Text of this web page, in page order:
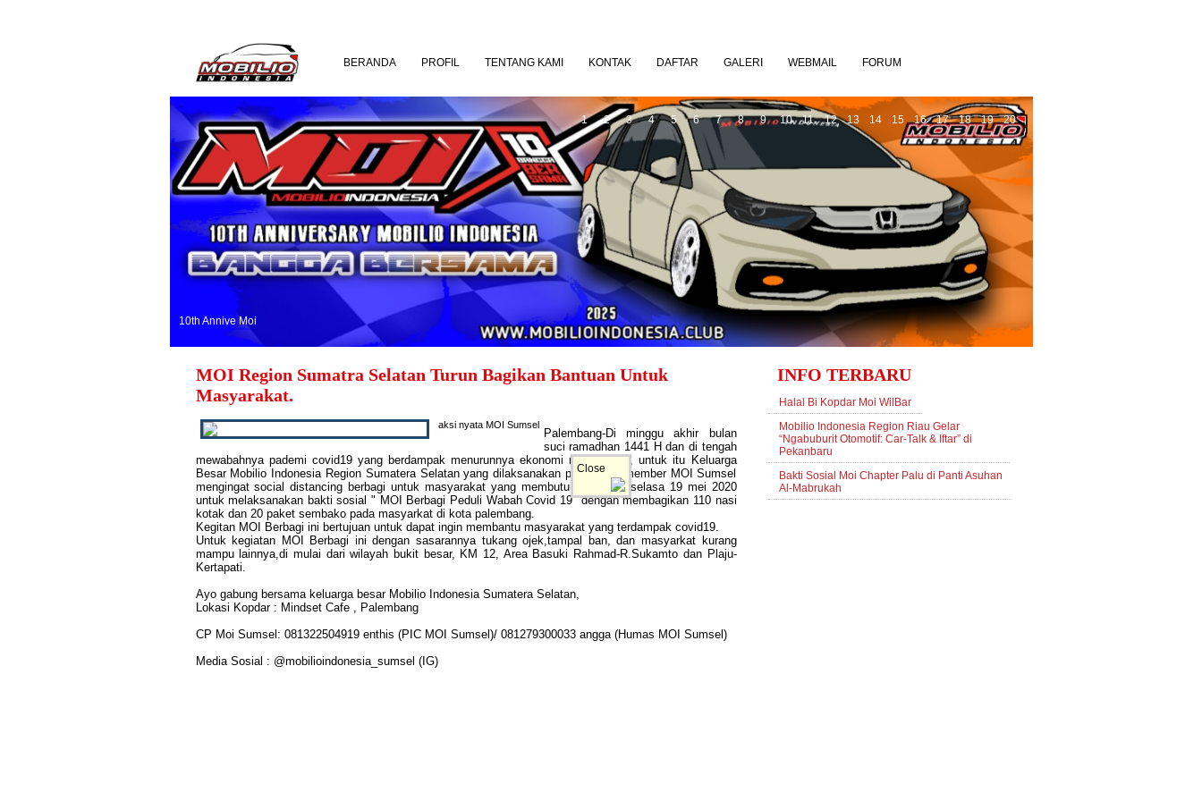
BERANDA PROFIL TENTANG KAMI KONTAK DAFTAR GALERI WEBMAIL FORUM
10th Annive Moi
1 2 3 4 5 6 7 8 9 10 11 12 13 14 15 16 17 18 19 20
MOI Region Sumatra Selatan Turun Bagikan Bantuan Untuk
Masyarakat.
aksi nyata MOI Sumsel
Palembang-Di minggu akhir bulan
suci ramadhan 1441 H dan di tengah
mewabahnya pademi covid19 yang berdampak menurunnya ekonomi masyarakat, untuk itu Keluarga
Besar Mobilio Indonesia Region Sumatera Selatan yang dilaksanakan perwakilan member MOI Sumsel
mengingat social distancing berbagi untuk masyarakat yang membutuhkan pada selasa 19 mei 2020
untuk melaksanakan bakti sosial " MOI Berbagi Peduli Wabah Covid 19" dengan membagikan 110 nasi
kotak dan 20 paket sembako pada masyarkat di kota palembang.
Kegitan MOI Berbagi ini bertujuan untuk dapat ingin membantu masyarakat yang terdampak covid19.
Untuk kegiatan MOI Berbagi ini dengan sasarannya tukang ojek,tampal ban, dan masyarkat kurang
mampu lainnya,di mulai dari wilayah bukit besar, KM 12, Area Basuki Rahmad-R.Sukamto dan Plaju-
Kertapati.
Ayo gabung bersama keluarga besar Mobilio Indonesia Sumatera Selatan,
Lokasi Kopdar : Mindset Cafe , Palembang
CP Moi Sumsel: 081322504919 enthis (PIC MOI Sumsel)/ 081279300033 angga (Humas MOI Sumsel)
Media Sosial : @mobilioindonesia_sumsel (IG)
INFO TERBARU
Halal Bi Kopdar Moi WilBar
Mobilio Indonesia Region Riau Gelar
“Ngabuburit Otomotif: Car-Talk & Iftar” di
Pekanbaru
Bakti Sosial Moi Chapter Palu di Panti Asuhan
Al-Mabrukah
Close